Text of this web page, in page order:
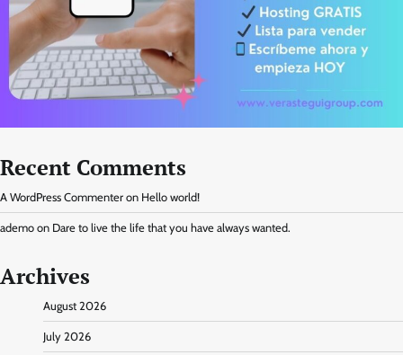
Recent Comments
A WordPress Commenter on Hello world!
ademo on Dare to live the life that you have always wanted.
Archives
August 2026
July 2026